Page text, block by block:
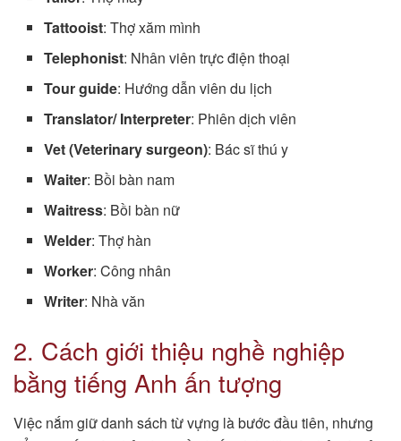
Tattooist: Thợ xăm mình
Telephonist: Nhân viên trực điện thoại
Tour guide: Hướng dẫn viên du lịch
Translator/ Interpreter: Phiên dịch viên
Vet (Veterinary surgeon): Bác sĩ thú y
Waiter: Bồi bàn nam
Waitress: Bồi bàn nữ
Welder: Thợ hàn
Worker: Công nhân
Writer: Nhà văn
2. Cách giới thiệu nghề nghiệp
bằng tiếng Anh ấn tượng
Việc nắm giữ danh sách từ vựng là bước đầu tiên, nhưng